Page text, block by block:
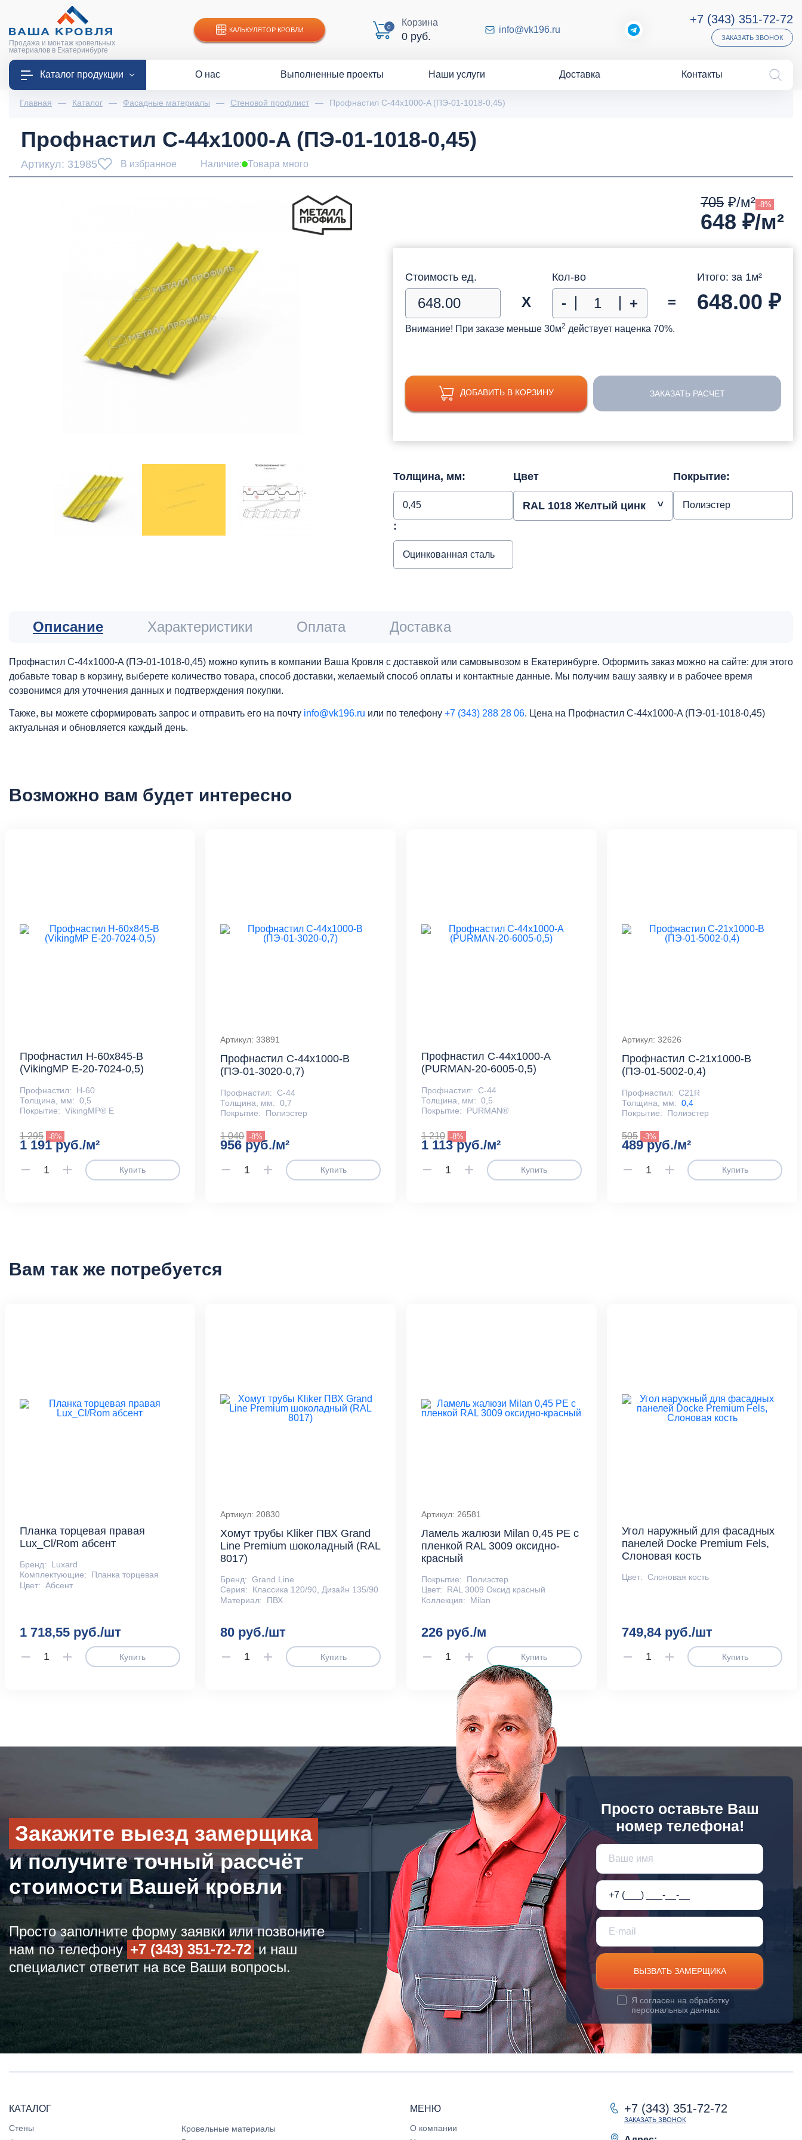
Продажа и монтаж кровельных
материалов в Екатеринбурге
КАЛЬКУЛЯТОР КРОВЛИ 0 Корзина
0 руб.
info@vk196.ru
+7 (343) 351-72-72
ЗАКАЗАТЬ ЗВОНОК
Каталог продукции О нас Выполненные проекты Наши услуги Доставка Контакты
Главная — Каталог — Фасадные материалы — Стеновой профлист — Профнастил С-44x1000-A (ПЭ-01-1018-0,45)
Профнастил С-44x1000-A (ПЭ-01-1018-0,45)
Артикул: 31985 В избранное Наличие: Товара много
705 ₽/м² -8%
648 ₽/м²
Стоимость ед.
Х
Кол-во
- + =
Итого: за 1м²
648.00 ₽
Внимание! При заказе меньше 30м2 действует наценка 70%.
ДОБАВИТЬ В КОРЗИНУ ЗАКАЗАТЬ РАСЧЕТ
Толщина, мм:
0,45
Цвет
RAL 1018 Желтый цинк
Покрытие:
Полиэстер
:
Оцинкованная сталь
Описание Характеристики Оплата Доставка
Профнастил С-44x1000-A (ПЭ-01-1018-0,45) можно купить в компании Ваша Кровля с доставкой или самовывозом в Екатеринбурге. Оформить заказ можно на сайте: для этого
добавьте товар в корзину, выберете количество товара, способ доставки, желаемый способ оплаты и контактные данные. Мы получим вашу заявку и в рабочее время
созвонимся для уточнения данных и подтверждения покупки.
Также, вы можете сформировать запрос и отправить его на почту info@vk196.ru или по телефону +7 (343) 288 28 06. Цена на Профнастил С-44x1000-A (ПЭ-01-1018-0,45)
актуальная и обновляется каждый день.
Возможно вам будет интересно
Профнастил Н-60x845-B
(VikingMP E-20-7024-0,5)
Профнастил:
Н-60
Толщина, мм: 0,5
Покрытие: VikingMP® E
1 295 -8%
1 191 руб./м²
Купить
Артикул: 33891
Профнастил С-44x1000-B
(ПЭ-01-3020-0,7)
Профнастил: С-44
Толщина, мм: 0,7
Покрытие:
Полиэстер
1 040 -8%
956 руб./м²
Купить
Профнастил С-44x1000-A
(PURMAN-20-6005-0,5)
Профнастил: С-44
Толщина, мм: 0,5
Покрытие:
PURMAN®
1 210 -8%
1 113 руб./м²
Купить
Артикул: 32626
Профнастил С-21x1000-B
(ПЭ-01-5002-0,4)
Профнастил: С21R
Толщина, мм: 0,4
Покрытие:
Полиэстер
505 -3%
489 руб./м²
Купить
Вам так же потребуется
Планка торцевая правая
Lux_Cl/Rom абсент
Бренд:
Luxard
Комплектующие:
Планка торцевая
Цвет: Абсент
1 718,55 руб./шт
Купить
Артикул: 20830
Хомут трубы Kliker ПВХ Grand
Line Premium шоколадный (RAL
8017)
Бренд: Grand Line
Серия:
Классика 120/90, Дизайн 135/90
Материал:
ПВХ
80 руб./шт
Купить
Артикул: 26581
Ламель жалюзи Milan 0,45 PE с
пленкой RAL 3009 оксидно-
красный
Покрытие:
Полиэстер
Цвет:
RAL 3009 Оксид красный
Коллекция:
Milan
226 руб./м
Купить
Угол наружный для фасадных
панелей Docke Premium Fels,
Слоновая кость
Цвет: Слоновая кость
749,84 руб./шт
Купить
Закажите выезд замерщика
и получите точный рассчёт
стоимости Вашей кровли
Просто заполните форму заявки или позвоните
нам по телефону +7 (343) 351-72-72и наш
специалист ответит на все Ваши вопросы.
Просто оставьте Ваш
номер телефона!
ВЫЗВАТЬ ЗАМЕРЩИКА
Я согласен на обработку
персональных данных
КАТАЛОГ
Стены
Кровельные материалы
МЕНЮ
О компании
+7 (343) 351-72-72
ЗАКАЗАТЬ ЗВОНОК